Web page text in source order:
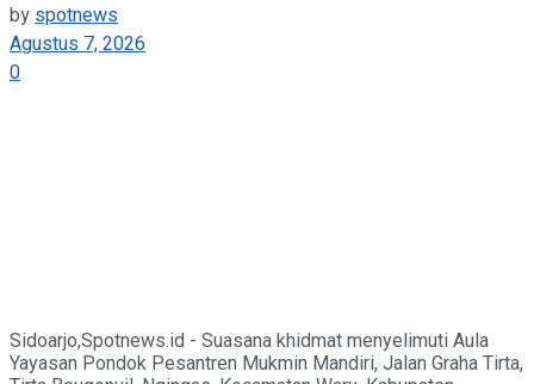
byspotnews
Agustus 7, 2026
0
Sidoarjo,Spotnews.id - Suasana khidmat menyelimuti Aula
Yayasan Pondok Pesantren Mukmin Mandiri, Jalan Graha Tirta,